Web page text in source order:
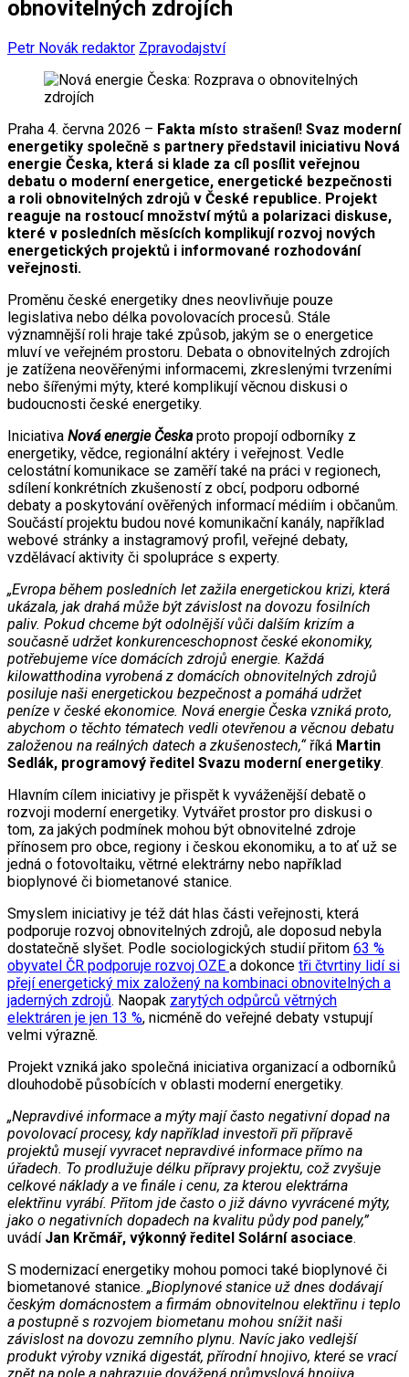
obnovitelných zdrojích
Petr Novák redaktor Zpravodajství
Praha 4. června 2026 – Fakta místo strašení! Svaz moderní
energetiky společně s partnery představil iniciativu Nová
energie Česka, která si klade za cíl posílit veřejnou
debatu o moderní energetice, energetické bezpečnosti
a roli obnovitelných zdrojů v České republice. Projekt
reaguje na rostoucí množství mýtů a polarizaci diskuse,
které v posledních měsících komplikují rozvoj nových
energetických projektů i informované rozhodování
veřejnosti.
Proměnu české energetiky dnes neovlivňuje pouze
legislativa nebo délka povolovacích procesů. Stále
významnější roli hraje také způsob, jakým se o energetice
mluví ve veřejném prostoru. Debata o obnovitelných zdrojích
je zatížena neověřenými informacemi, zkreslenými tvrzeními
nebo šířenými mýty, které komplikují věcnou diskusi o
budoucnosti české energetiky.
Iniciativa Nová energie Českaproto propojí odborníky z
energetiky, vědce, regionální aktéry i veřejnost. Vedle
celostátní komunikace se zaměří také na práci v regionech,
sdílení konkrétních zkušeností z obcí, podporu odborné
debaty a poskytování ověřených informací médiím i občanům.
Součástí projektu budou nové komunikační kanály, například
webové stránky a instagramový profil, veřejné debaty,
vzdělávací aktivity či spolupráce s experty.
„Evropa během posledních let zažila energetickou krizi, která
ukázala, jak drahá může být závislost na dovozu fosilních
paliv. Pokud chceme být odolnější vůči dalším krizím a
současně udržet konkurenceschopnost české ekonomiky,
potřebujeme více domácích zdrojů energie. Každá
kilowatthodina vyrobená z domácích obnovitelných zdrojů
posiluje naši energetickou bezpečnost a pomáhá udržet
peníze v české ekonomice. Nová energie Česka vzniká proto,
abychom o těchto tématech vedli otevřenou a věcnou debatu
založenou na reálných datech a zkušenostech,“ říká Martin
Sedlák, programový ředitel Svazu moderní energetiky.
Hlavním cílem iniciativy je přispět k vyváženější debatě o
rozvoji moderní energetiky. Vytvářet prostor pro diskusi o
tom, za jakých podmínek mohou být obnovitelné zdroje
přínosem pro obce, regiony i českou ekonomiku, a to ať už se
jedná o fotovoltaiku, větrné elektrárny nebo například
bioplynové či biometanové stanice.
Smyslem iniciativy je též dát hlas části veřejnosti, která
podporuje rozvoj obnovitelných zdrojů, ale doposud nebyla
dostatečně slyšet. Podle sociologických studií přitom 63 %
obyvatel ČR podporuje rozvoj OZE a dokonce tři čtvrtiny lidí si
přejí energetický mix založený na kombinaci obnovitelných a
jaderných zdrojů. Naopak zarytých odpůrců větrných
elektráren je jen 13 %, nicméně do veřejné debaty vstupují
velmi výrazně.
Projekt vzniká jako společná iniciativa organizací a odborníků
dlouhodobě působících v oblasti moderní energetiky.
„Nepravdivé informace a mýty mají často negativní dopad na
povolovací procesy, kdy například investoři při přípravě
projektů musejí vyvracet nepravdivé informace přímo na
úřadech. To prodlužuje délku přípravy projektu, což zvyšuje
celkové náklady a ve finále i cenu, za kterou elektrárna
elektřinu vyrábí. Přitom jde často o již dávno vyvrácené mýty,
jako o negativních dopadech na kvalitu půdy pod panely,”
uvádí Jan Krčmář, výkonný ředitel Solární asociace.
S modernizací energetiky mohou pomoci také bioplynové či
biometanové stanice. „Bioplynové stanice už dnes dodávají
českým domácnostem a firmám obnovitelnou elektřinu i teplo
a postupně s rozvojem biometanu mohou snížit naši
závislost na dovozu zemního plynu. Navíc jako vedlejší
produkt výroby vzniká digestát, přírodní hnojivo, které se vrací